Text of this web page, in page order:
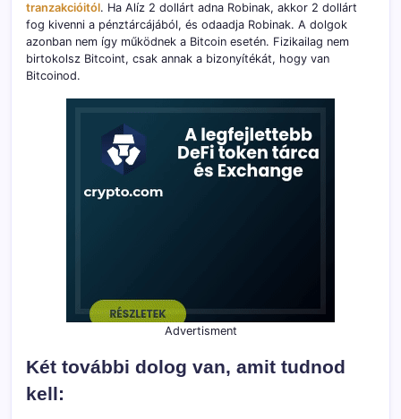
tranzakcióitól. Ha Alíz 2 dollárt adna Robinak, akkor 2 dollárt
fog kivenni a pénztárcájából, és odaadja Robinak. A dolgok
azonban nem így működnek a Bitcoin esetén. Fizikailag nem
birtokolsz Bitcoint, csak annak a bizonyítékát, hogy van
Bitcoinod.
Advertisment
Két további dolog van, amit tudnod
kell: